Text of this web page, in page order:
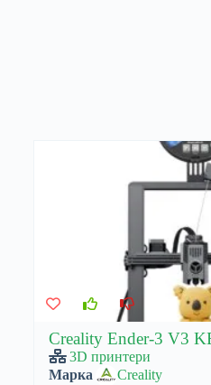
Creality Ender-3 V3
3D принтери
Марка
Creality